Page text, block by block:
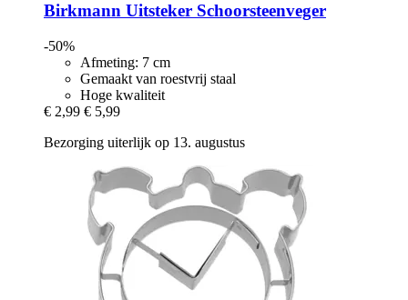
Birkmann Uitsteker Schoorsteenveger
-50%
Afmeting: 7 cm
Gemaakt van roestvrij staal
Hoge kwaliteit
€ 2,99 € 5,99
Bezorging uiterlijk op 13. augustus